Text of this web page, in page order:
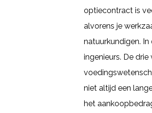
optiecontract is
alvorens je
natuurkundigen.
ingenieurs. De
niet altijd een
het